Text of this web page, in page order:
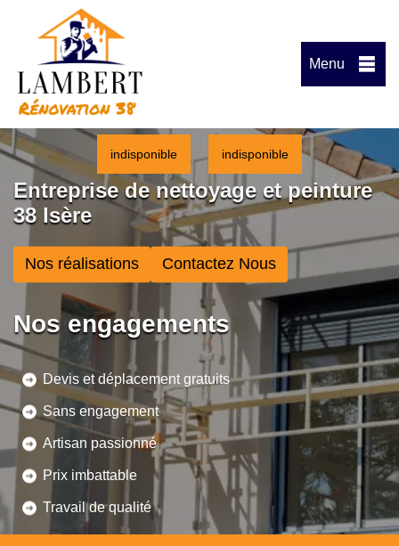
Menu
indisponible indisponible
Entreprise de nettoyage et peinture
38 Isère
Nos réalisations Contactez Nous
Nos engagements
Devis et déplacement gratuits
Sans engagement
Artisan passionné
Prix imbattable
Travail de qualité